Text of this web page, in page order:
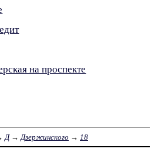
на проспекте
Д→ Дзержинского → 18